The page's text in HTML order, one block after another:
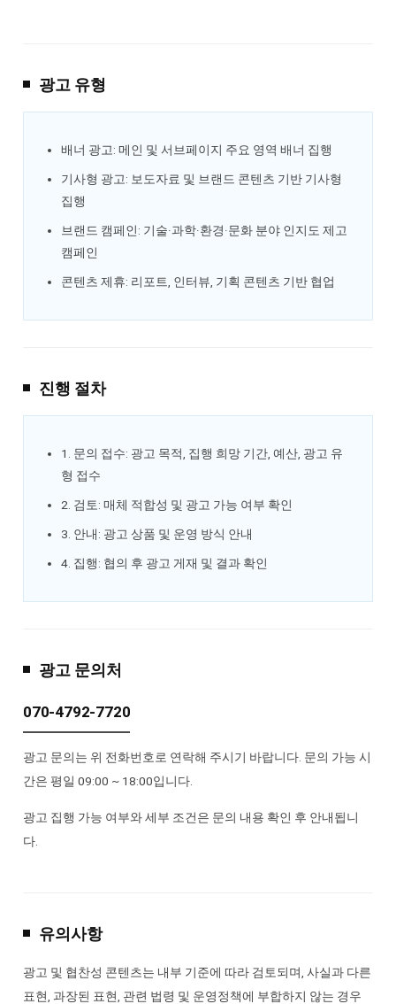
광고 유형
배너 광고: 메인 및 서브페이지 주요 영역 배너 집행
기사형 광고: 보도자료 및 브랜드 콘텐츠 기반 기사형
집행
브랜드 캠페인: 기술·과학·환경·문화 분야 인지도 제고
캠페인
콘텐츠 제휴: 리포트, 인터뷰, 기획 콘텐츠 기반 협업
진행 절차
1. 문의 접수: 광고 목적, 집행 희망 기간, 예산, 광고 유
형 접수
2. 검토: 매체 적합성 및 광고 가능 여부 확인
3. 안내: 광고 상품 및 운영 방식 안내
4. 집행: 협의 후 광고 게재 및 결과 확인
광고 문의처
070-4792-7720
광고 문의는 위 전화번호로 연락해 주시기 바랍니다. 문의 가능 시
간은 평일 09:00 ~ 18:00입니다.
광고 집행 가능 여부와 세부 조건은 문의 내용 확인 후 안내됩니
다.
유의사항
광고 및 협찬성 콘텐츠는 내부 기준에 따라 검토되며, 사실과 다른
표현, 과장된 표현, 관련 법령 및 운영정책에 부합하지 않는 경우